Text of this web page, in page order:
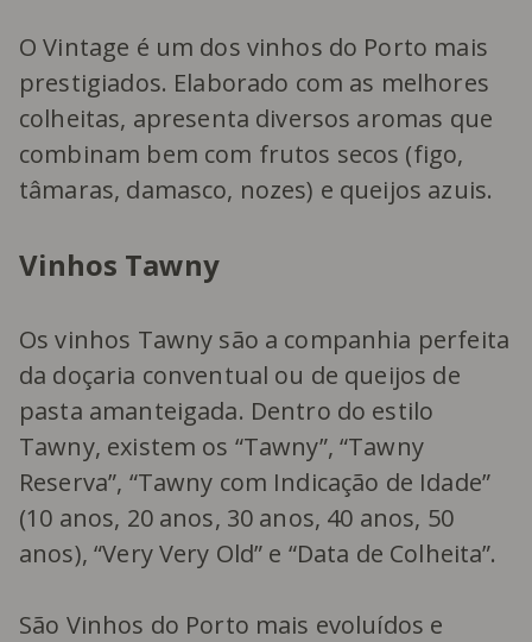
O Vintage é um dos vinhos do Porto mais
prestigiados. Elaborado com as melhores
colheitas, apresenta diversos aromas que
combinam bem com frutos secos (figo,
tâmaras, damasco, nozes) e queijos azuis.
Vinhos Tawny
Os vinhos Tawny são a companhia perfeita
da doçaria conventual ou de queijos de
pasta amanteigada. Dentro do estilo
Tawny, existem os “Tawny”, “Tawny
Reserva”, “Tawny com Indicação de Idade”
(10 anos, 20 anos, 30 anos, 40 anos, 50
anos), “Very Very Old” e “Data de Colheita”.
São Vinhos do Porto mais evoluídos e